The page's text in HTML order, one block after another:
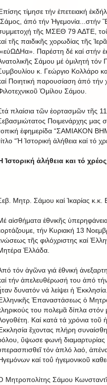
τίμησε τήν ἐπετειακή
άπό τήν Ἠγεμονία...στήν
τῆς ΜΣΕΘ 79 ΑΔΤΕ,
τῆς παιδικῆς χορωδίας τῆς
Παρέστη δέ καί στήν
Σάμου μέ ὁμιλητή τόν
κ. Γεώργιο Κολλάρο
Ποιητική παρουσίαση ἀπό
Ὁμίλου Σάμου.
πλαίσια τῶν ἑορτασμῶν τῆς
Ποιμενάρχης μας
ἐφημερίδα “ΣΑΜΙΑΚΟΝ
“Ἡ Ἱστορική ἀλήθεια καί τό
Ἱστορική ἀλήθεια και τό
Μητρ. Σάμου καί Ἰκαρίας κ.κ.
αἰσθήματα ἐθνικῆς
τήν Κυριακή 13
τῆς φιλόχριστης καί
Ἑλλάδα.
τόν ἀγῶνα γιά ἐθνική
τήν ἀπελευθέρωσή του ἀπό
δυνατόν νά λείψει ἡ
Ἐπαναστάσεως ὁ
του πολεμᾶ δίπλα
Καί κατά τά χρόνια τοῦ
ἔχοντας πλήρη
ὕψωσε φωνή
τόν ἁπλό λαό,
καί τοΰ ἡγεμονικοῦ
Μητροπολίτης Σάμου